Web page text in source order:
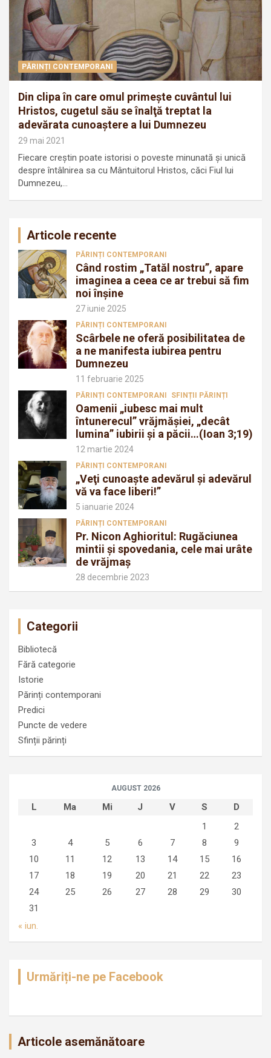
PĂRINȚI CONTEMPORANI
Din clipa în care omul primeşte cuvântul lui
Hristos, cugetul său se înalţă treptat la
adevărata cunoaştere a lui Dumnezeu
29 mai 2021
Fiecare creştin poate istorisi o poveste minunată şi unică
despre întâlnirea sa cu Mântuitorul Hristos, căci Fiul lui
Dumnezeu,…
Articole recente
PĂRINȚI CONTEMPORANI
Când rostim „Tatăl nostru”, apare
imaginea a ceea ce ar trebui să fim
noi înșine
27 iunie 2025
PĂRINȚI CONTEMPORANI
Scârbele ne oferă posibilitatea de
a ne manifesta iubirea pentru
Dumnezeu
11 februarie 2025
PĂRINȚI CONTEMPORANI SFINȚII PĂRINȚI
Oamenii „iubesc mai mult
întunerecul” vrăjmăşiei, „decât
lumina” iubirii şi a păcii…(Ioan 3;19)
12 martie 2024
PĂRINȚI CONTEMPORANI
„Veţi cunoaşte adevărul şi adevărul
vă va face liberi!”
5 ianuarie 2024
PĂRINȚI CONTEMPORANI
Pr. Nicon Aghioritul: Rugăciunea
mintii și spovedania, cele mai urâte
de vrăjmaș
28 decembrie 2023
Categorii
Bibliotecă
Fără categorie
Istorie
Părinți contemporani
Predici
Puncte de vedere
Sfinții părinți
AUGUST 2026
L Ma Mi J V S
D
1
2
3
4 5 6 7 8
9
10
11 12 13 14 15
16
17
18 19 20 21 22
23
24
25 26 27 28 29
30
31
« iun.
Urmăriți-ne pe Facebook
Articole asemănătoare